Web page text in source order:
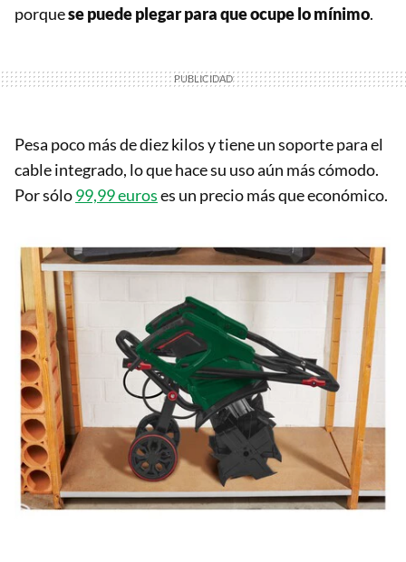
porquese puede plegar para que ocupe lo mínimo.
Pesa poco más de diez kilos y tiene un soporte para el
cable integrado, lo que hace su uso aún más cómodo.
Por sólo99,99 euroses un precio más que económico.